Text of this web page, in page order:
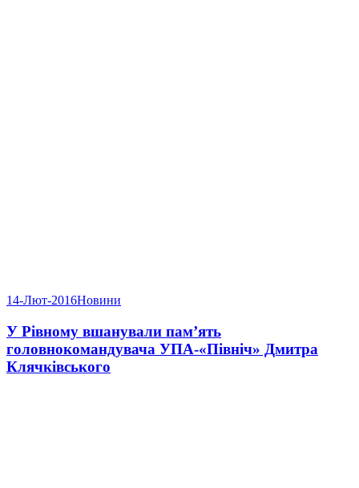
14-Лют-2016Новини
У Рівному вшанували пам’ять
головнокомандувача УПА-«Північ» Дмитра
Клячківського